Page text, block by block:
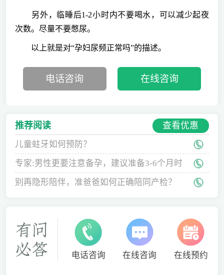
另外，临睡后1-2小时内不要喝水，可以减少起夜
次数。尽量不要憋尿。
以上就是对“孕妇尿频正常吗”的描述。
电话咨询 在线咨询
推荐阅读 查看优惠
儿童蛀牙如何预防？
专家:男性更要注意备孕，建议准备3-6个月时
间
别再隐形陪伴，准爸爸如何正确陪同产检？
电话咨询 在线咨询 在线预约